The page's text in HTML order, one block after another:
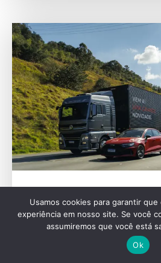
VW Meteor transporta
da Audi em operação
Usamos cookies para garantir
experiência em nosso site. Se você
assumiremos que você está
Ok